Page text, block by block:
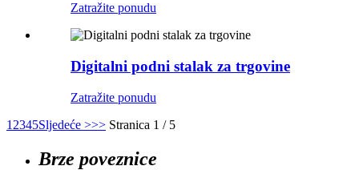
Zatražite ponudu
Digitalni podni stalak za trgovine
Zatražite ponudu
1 2345Sljedeće >>> Stranica 1 / 5
Brze poveznice